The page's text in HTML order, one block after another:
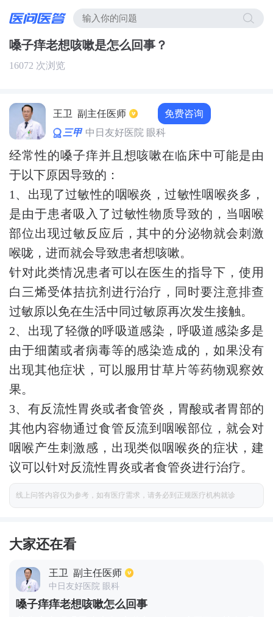
嗓子痒老想咳嗽是怎么回事？
16072 次浏览
王卫 副主任医师 免费咨询
三甲 中日友好医院 眼科
经常性的嗓子痒并且想咳嗽在临床中可能是由
于以下原因导致的：
1、出现了过敏性的咽喉炎，过敏性咽喉炎多，
是由于患者吸入了过敏性物质导致的，当咽喉
部位出现过敏反应后，其中的分泌物就会刺激
喉咙，进而就会导致患者想咳嗽。
针对此类情况患者可以在医生的指导下，使用
白三烯受体拮抗剂进行治疗，同时要注意排查
过敏原以免在生活中同过敏原再次发生接触。
2、出现了轻微的呼吸道感染，呼吸道感染多是
由于细菌或者病毒等的感染造成的，如果没有
出现其他症状，可以服用甘草片等药物观察效
果。
3、有反流性胃炎或者食管炎，胃酸或者胃部的
其他内容物通过食管反流到咽喉部位，就会对
咽喉产生刺激感，出现类似咽喉炎的症状，建
议可以针对反流性胃炎或者食管炎进行治疗。
线上问答内容仅为参考，如有医疗需求，请务必到正规医疗机构就诊
大家还在看
王卫 副主任医师
中日友好医院 眼科
嗓子痒痒老想咳嗽怎么回事